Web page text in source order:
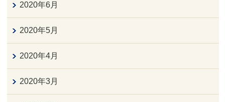
2020年6月
2020年5月
2020年4月
2020年3月